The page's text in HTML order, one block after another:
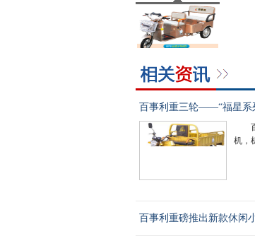
百事利重三轮——“福星系
机，
百事利重磅推出新款休闲